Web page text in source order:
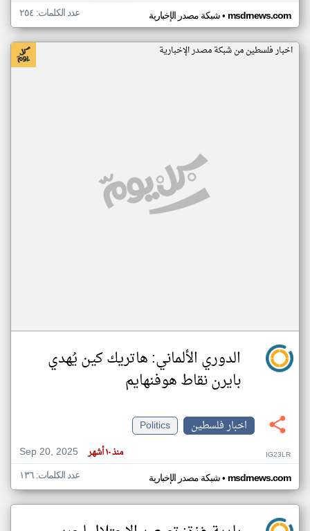
شبكة مصدر الإخبارية• msdrnews.com عدد الكلمات: ٢٥٤
اخبار فلسطين من شبكة مصدر الإخبارية
الدوري الألماني: هاتريك كين يُهدي
بايرن نقاط هوفنهايم
اخبار فلسطين
Politics
Sep 20, 2025
منذ ١٠ أشهر IG23LR
شبكة مصدر الإخبارية• msdrnews.com عدد الكلمات: ١٣٦